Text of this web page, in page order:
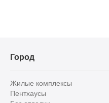
Город
Жилые комплексы
Пентхаусы